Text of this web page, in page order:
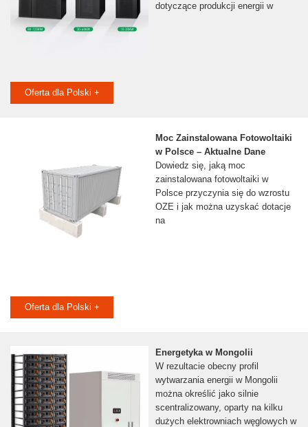
dotyczące produkcji energii w
Oferta dla Polski +
Moc Zainstalowana Fotowoltaiki
w Polsce – Aktualne Dane
Dowiedz się, jaką moc
zainstalowana fotowoltaiki w
Polsce przyczynia się do wzrostu
OZE i jak można uzyskać dotacje
na
Oferta dla Polski +
Energetyka w Mongolii
W rezultacie obecny profil
wytwarzania energii w Mongolii
można określić jako silnie
scentralizowany, oparty na kilku
dużych elektrowniach węglowych w